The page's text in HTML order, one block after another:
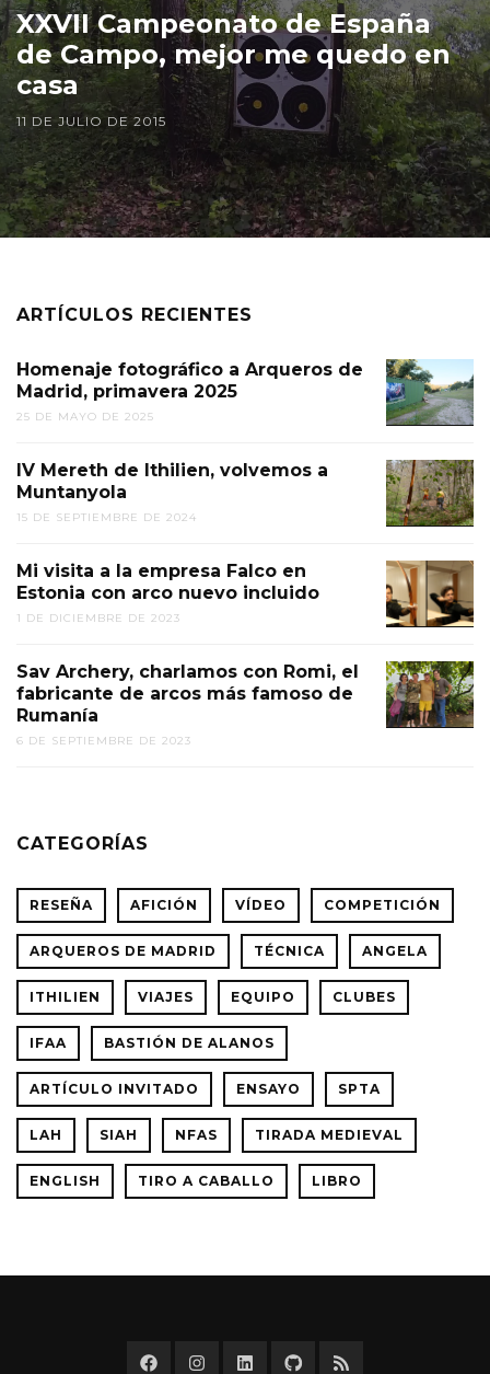
XXVII Campeonato de España
de Campo, mejor me quedo en
casa
11 DE JULIO DE 2015
ARTÍCULOS RECIENTES
Homenaje fotográfico a Arqueros de
Madrid, primavera 2025
25 DE MAYO DE 2025
IV Mereth de Ithilien, volvemos a
Muntanyola
15 DE SEPTIEMBRE DE 2024
Mi visita a la empresa Falco en
Estonia con arco nuevo incluido
1 DE DICIEMBRE DE 2023
Sav Archery, charlamos con Romi, el
fabricante de arcos más famoso de
Rumanía
6 DE SEPTIEMBRE DE 2023
CATEGORÍAS
RESEÑA AFICIÓN VÍDEO COMPETICIÓN
ARQUEROS DE MADRID TÉCNICA ANGELA
ITHILIEN VIAJES EQUIPO CLUBES
IFAA BASTIÓN DE ALANOS
ARTÍCULO INVITADO ENSAYO SPTA
LAH SIAH NFAS TIRADA MEDIEVAL
ENGLISH TIRO A CABALLO LIBRO